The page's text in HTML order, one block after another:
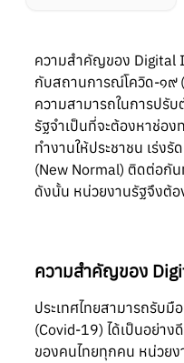
ความสำคัญของ Digital
กับสถานการณ์โควิด-๑๙
ความสามารถในการปรั
รัฐจำเป็นที่จะต้องหาช่อง
ทำงานให้ประชาชน เร่งรั
(New Normal) ติดต่อกัน
ดังนั้น หน่วยงานรัฐจึงต้อ
ความสำคัญของ
ประเทศไทยสามารถรับ
(Covid-19) ได้เป็นอย่า
ของคนไทยทุกคน หน่วยง